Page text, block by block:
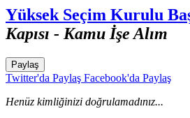
Yüksek Seçim Kurulu
Kapısı - Kamu İşe Alım
Paylaş
Twitter'da Paylaş Facebook'da Paylaş
Henüz kimliğinizi doğrulamadınız...